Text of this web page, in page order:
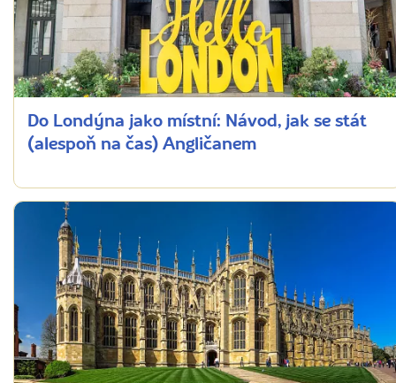
Do Londýna jako místní: Návod, jak se stát
(alespoň na čas) Angličanem